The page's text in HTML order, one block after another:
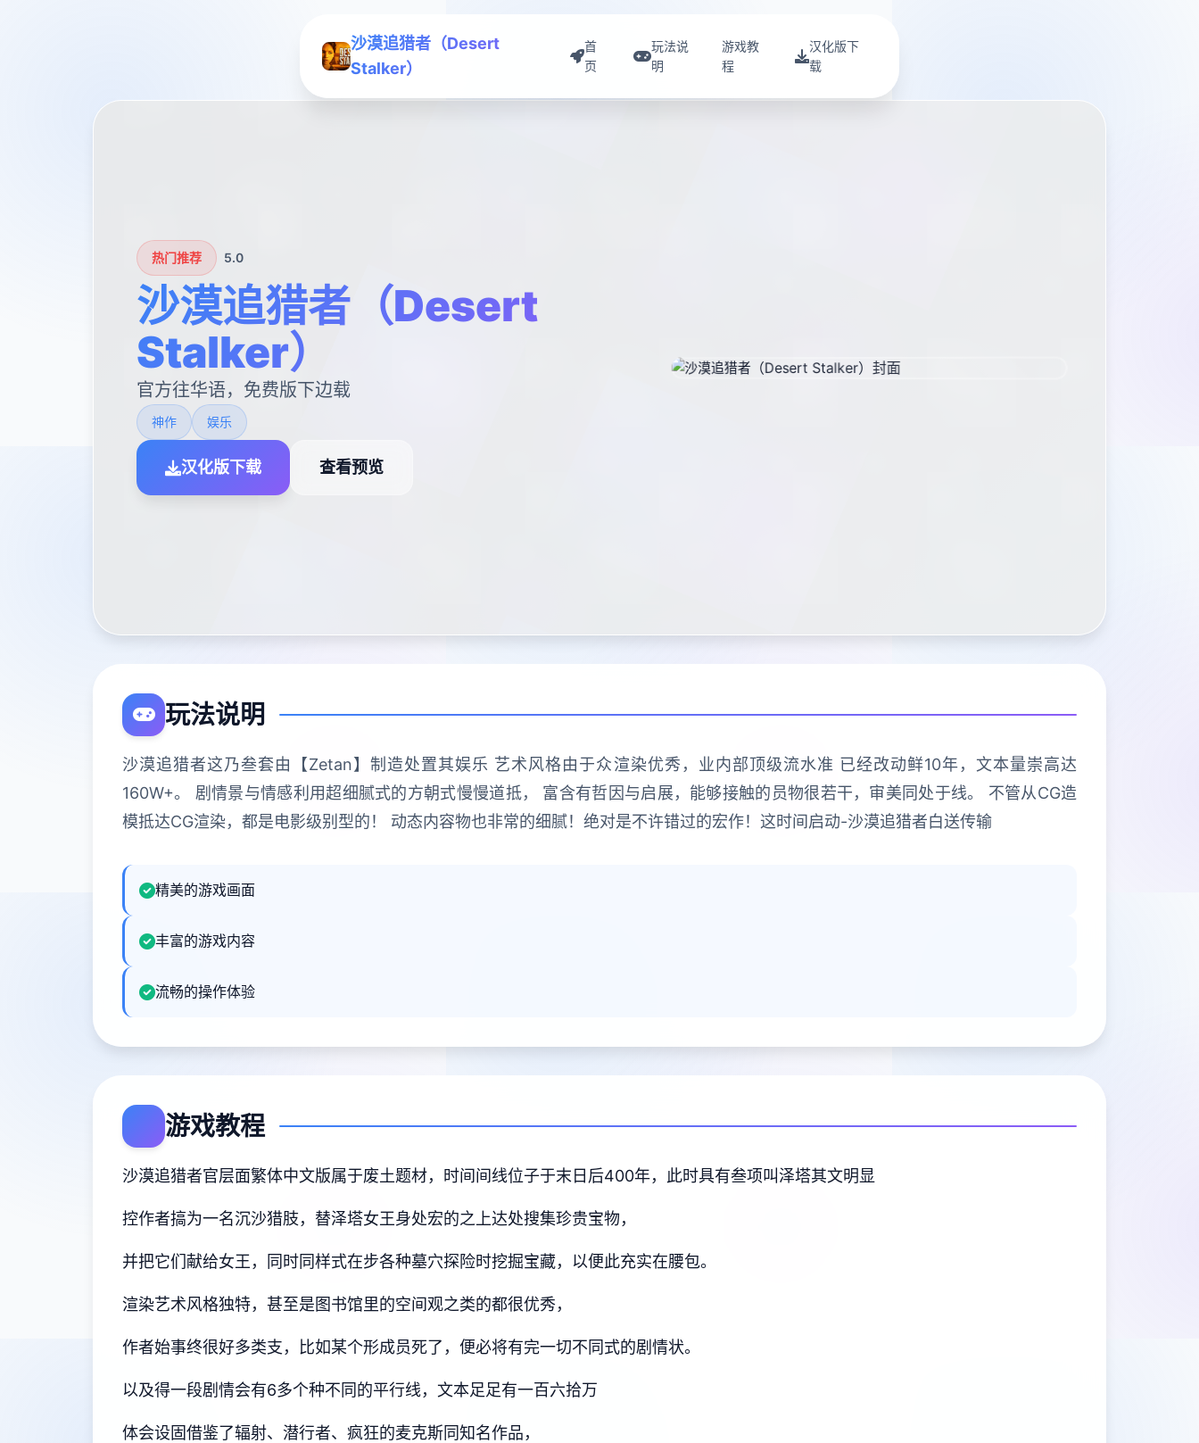
沙漠追猎者（Desert
Stalker）
首
页
玩法说
明
游戏教
程
汉化版下
载
热门推荐 5.0
沙漠追猎者（Desert
Stalker）
官方往华语，免费版下边载
神作 娱乐
汉化版下载 查看预览
玩法说明
沙漠追猎者这乃叁套由【Zetan】制造处置其娱乐 艺术风格由于众渲染优秀，业内部顶级流水准 已经改动鲜10年，文本量崇高达
160W+。 剧情景与情感利用超细腻式的方朝式慢慢道抵， 富含有哲因与启展，能够接触的员物很若干，审美同处于线。 不管从CG造
模抵达CG渲染，都是电影级别型的！ 动态内容物也非常的细腻！绝对是不许错过的宏作！这时间启动-沙漠追猎者白送传输
精美的游戏画面
丰富的游戏内容
流畅的操作体验
游戏教程
沙漠追猎者官层面繁体中文版属于废土题材，时间间线位子于末日后400年，此时具有叁项叫泽塔其文明显
控作者搞为一名沉沙猎肢，替泽塔女王身处宏的之上达处搜集珍贵宝物，
并把它们献给女王，同时同样式在步各种墓穴探险时挖掘宝藏，以便此充实在腰包。
渲染艺术风格独特，甚至是图书馆里的空间观之类的都很优秀，
作者始事终很好多类支，比如某个形成员死了，便必将有完一切不同式的剧情状。
以及得一段剧情会有6多个种不同的平行线，文本足足有一百六拾万
体会设固借鉴了辐射、潜行者、疯狂的麦克斯同知名作品，